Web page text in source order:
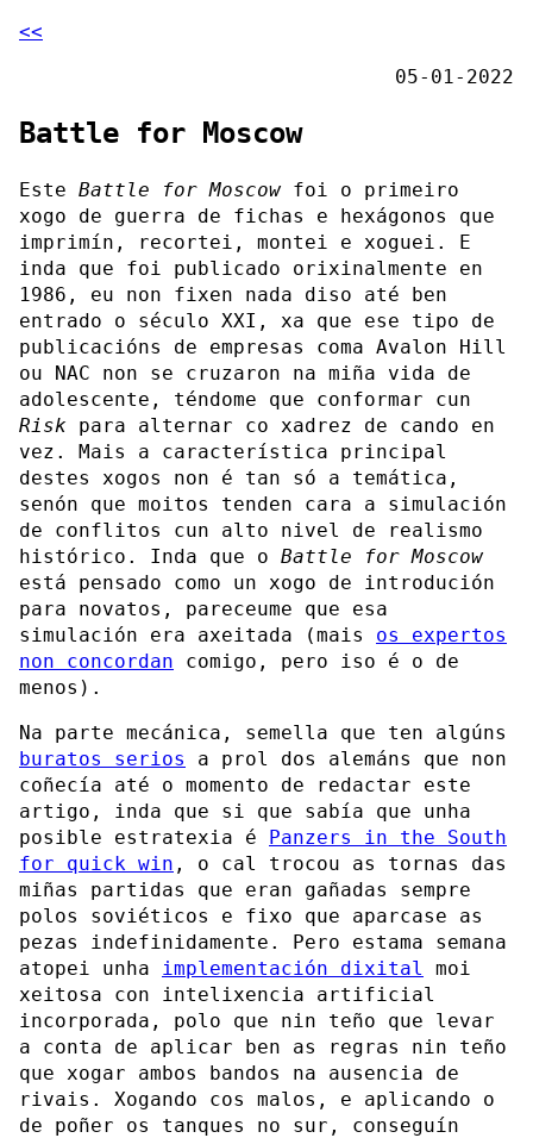
<<
05-01-2022
Battle for Moscow
Este Battle for Moscow foi o primeiro
xogo de guerra de fichas e hexágonos que
imprimín, recortei, montei e xoguei. E
inda que foi publicado orixinalmente en
1986, eu non fixen nada diso até ben
entrado o século XXI, xa que ese tipo de
publicacións de empresas coma Avalon Hill
ou NAC non se cruzaron na miña vida de
adolescente, téndome que conformar cun
Risk para alternar co xadrez de cando en
vez. Mais a característica principal
destes xogos non é tan só a temática,
senón que moitos tenden cara a simulación
de conflitos cun alto nivel de realismo
histórico. Inda que o Battle for Moscow
está pensado como un xogo de introdución
para novatos, pareceume que esa
simulación era axeitada (mais os expertos
non concordan comigo, pero iso é o de
menos).
Na parte mecánica, semella que ten algúns
buratos serios
a prol dos alemáns que non
coñecía até o momento de redactar este
artigo, inda que si que sabía que unha
posible estratexia é Panzers in the South
for quick win , o cal trocou as tornas das
miñas partidas que eran gañadas sempre
polos soviéticos e fixo que aparcase as
pezas indefinidamente. Pero estama semana
atopei unha implementación dixital
moi
xeitosa con intelixencia artificial
incorporada, polo que nin teño que levar
a conta de aplicar ben as regras nin teño
que xogar ambos bandos na ausencia de
rivais. Xogando cos malos, e aplicando o
de poñer os tanques no sur, conseguín